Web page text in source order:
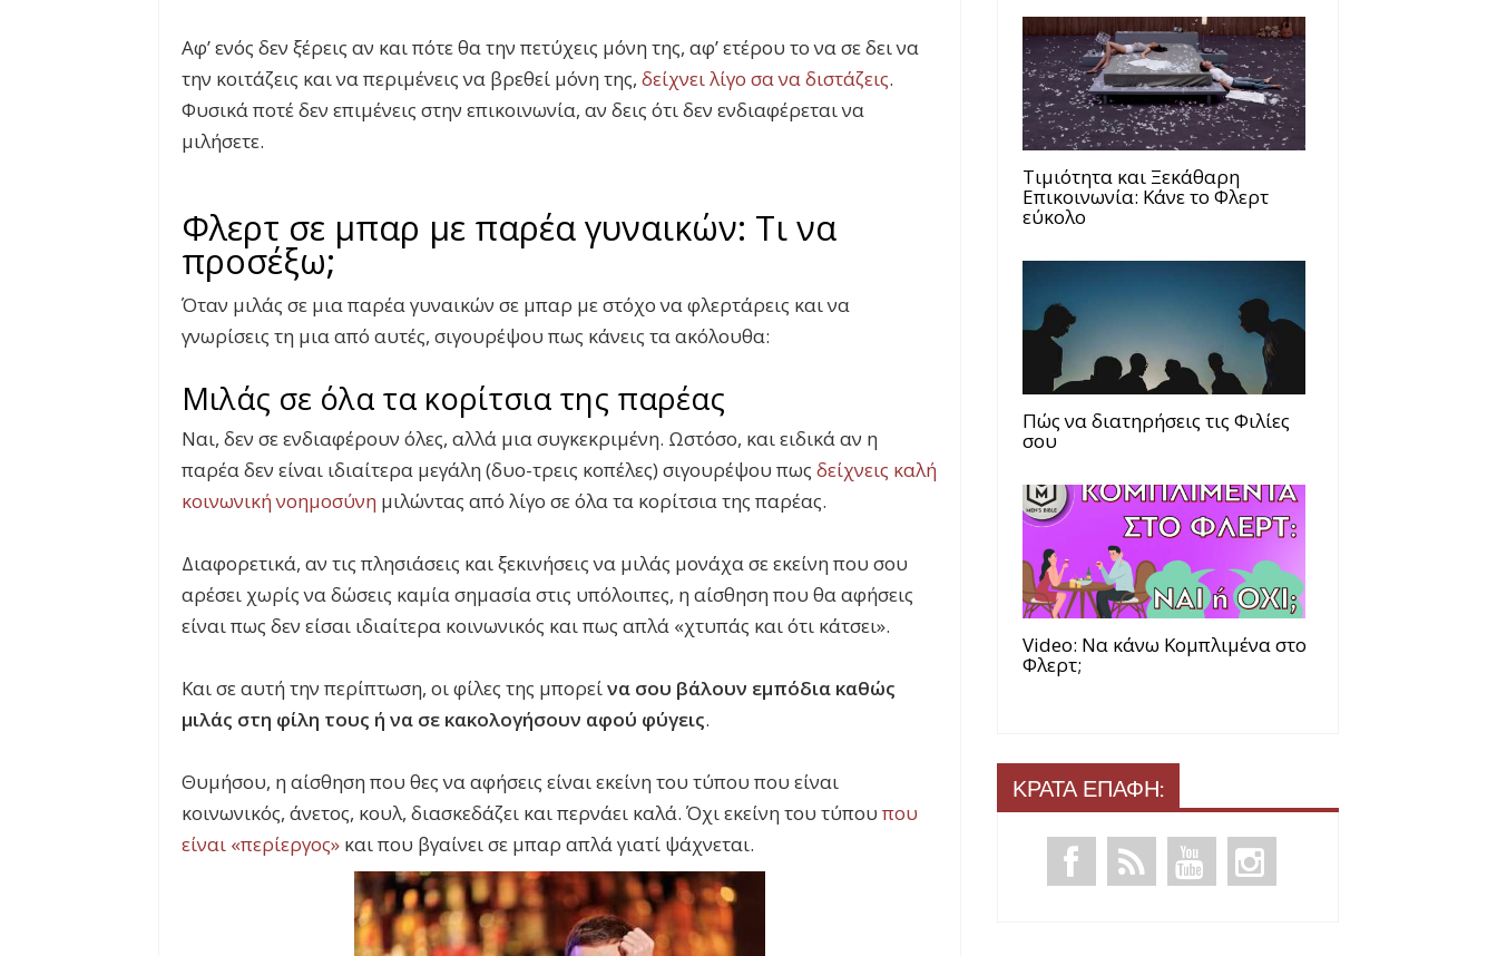
Αφ’ ενός δεν ξέρεις αν και πότε θα την πετύχεις μόνη της, αφ’ ετέρου το να σε δει να
την κοιτάζεις και να περιμένεις να βρεθεί μόνη της, δείχνει λίγο σα να διστάζεις.
Φυσικά ποτέ δεν επιμένεις στην επικοινωνία, αν δεις ότι δεν ενδιαφέρεται να
μιλήσετε.
Φλερτ σε μπαρ με παρέα γυναικών: Τι να
προσέξω;
Όταν μιλάς σε μια παρέα γυναικών σε μπαρ με στόχο να φλερτάρεις και να
γνωρίσεις τη μια από αυτές, σιγουρέψου πως κάνεις τα ακόλουθα:
Μιλάς σε όλα τα κορίτσια της παρέας
Ναι, δεν σε ενδιαφέρουν όλες, αλλά μια συγκεκριμένη. Ωστόσο, και ειδικά αν η
παρέα δεν είναι ιδιαίτερα μεγάλη (δυο-τρεις κοπέλες) σιγουρέψου πως δείχνεις καλή
κοινωνική νοημοσύνη μιλώντας από λίγο σε όλα τα κορίτσια της παρέας.
Διαφορετικά, αν τις πλησιάσεις και ξεκινήσεις να μιλάς μονάχα σε εκείνη που σου
αρέσει χωρίς να δώσεις καμία σημασία στις υπόλοιπες, η αίσθηση που θα αφήσεις
είναι πως δεν είσαι ιδιαίτερα κοινωνικός και πως απλά «χτυπάς και ότι κάτσει».
Και σε αυτή την περίπτωση, οι φίλες της μπορείνα σου βάλουν εμπόδια καθώς
μιλάς στη φίλη τους ή να σε κακολογήσουν αφού φύγεις.
Θυμήσου, η αίσθηση που θες να αφήσεις είναι εκείνη του τύπου που είναι
κοινωνικός, άνετος, κουλ, διασκεδάζει και περνάει καλά. Όχι εκείνη του τύπου που
είναι «περίεργος» και που βγαίνει σε μπαρ απλά γιατί ψάχνεται.
Τιμιότητα και Ξεκάθαρη
Επικοινωνία: Κάνε το Φλερτ
εύκολο
Πώς να διατηρήσεις τις Φιλίες
σου
Video: Να κάνω Κομπλιμένα στο
Φλερτ;
ΚΡΑΤΑ ΕΠΑΦΗ: